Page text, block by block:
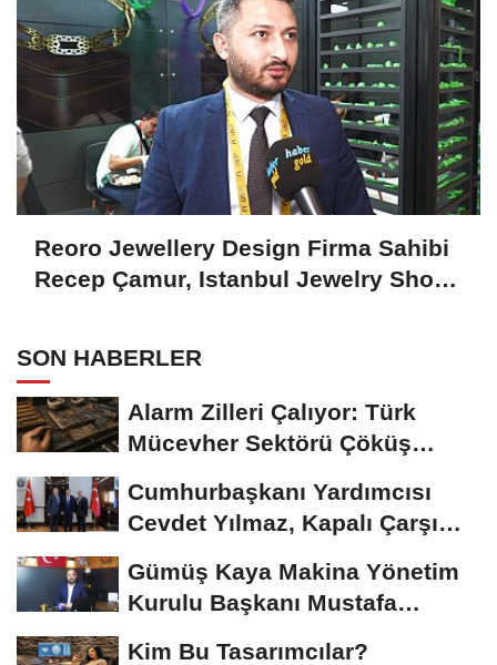
Reoro Jewellery Design Firma Sahibi
Recep Çamur, Istanbul Jewelry Show
SON HABERLER
Alarm Zilleri Çalıyor: Türk
Mücevher Sektörü Çöküş
Cumhurbaşkanı Yardımcısı
Cevdet Yılmaz, Kapalı Çarşı
Gümüş Kaya Makina Yönetim
Kurulu Başkanı Mustafa
Kim Bu Tasarımcılar?